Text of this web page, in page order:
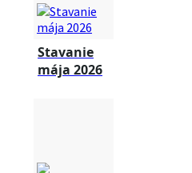
Stavanie
mája 2026